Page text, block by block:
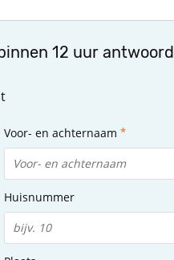
12 uur antwoord
Voor- en achternaam
Huisnummer